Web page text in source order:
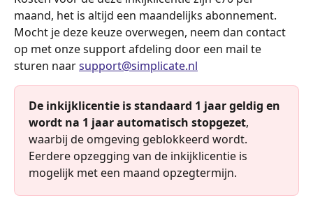
maand, het is altijd een maandelijks abonnement.
Mocht je deze keuze overwegen, neem dan contact
op met onze support afdeling door een mail te
sturen naar support@simplicate.nl
De inkijklicentie is standaard 1 jaar geldig en
wordt na 1 jaar automatisch stopgezet,
waarbij de omgeving geblokkeerd wordt.
Eerdere opzegging van de inkijklicentie is
mogelijk met een maand opzegtermijn.